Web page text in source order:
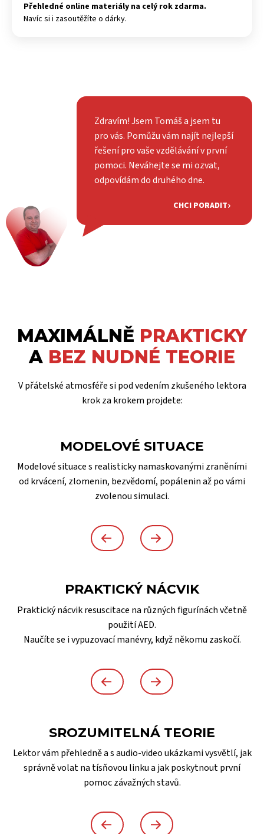
Přehledné online materiály na celý rok zdarma.
Navíc si i zasoutěžíte o dárky.
Zdravím! Jsem Tomáš a jsem tu
pro vás. Pomůžu vám najít nejlepší
řešení pro vaše vzdělávání v první
pomoci. Neváhejte se mi ozvat,
odpovídám do druhého dne.
CHCI PORADIT
MAXIMÁLNĚ PRAKTICKY
A BEZ NUDNÉ TEORIE
V přátelské atmosféře si pod vedením zkušeného lektora
krok za krokem projdete:
MODELOVÉ SITUACE
Modelové situace s realisticky namaskovanými zraněními
od krvácení, zlomenin, bezvědomí, popálenin až po vámi
zvolenou simulaci.
PRAKTICKÝ NÁCVIK
Praktický nácvik resuscitace na různých figurínách včetně
použití AED.
Naučíte se i vypuzovací manévry, když někomu zaskočí.
SROZUMITELNÁ TEORIE
Lektor vám přehledně a s audio-video ukázkami vysvětlí, jak
správně volat na tísňovou linku a jak poskytnout první
pomoc závažných stavů.